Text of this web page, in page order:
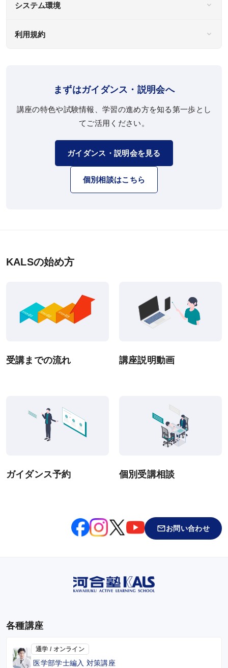
システム環境
利用規約
まずはガイダンス・説明会へ
講座の特色や試験情報、学習の進め方を知る第一歩とし
てご活用ください。
ガイダンス・説明会を見る
個別相談はこちら
KALSの始め方
受講までの流れ 講座説明動画
ガイダンス予約 個別受講相談
お問い合わせ
各種講座
通学 / オンライン
医学部学士編入 対策講座